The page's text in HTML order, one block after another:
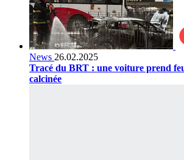
News 26.02.2025
Tracé du BRT : une voiture prend
calcinée